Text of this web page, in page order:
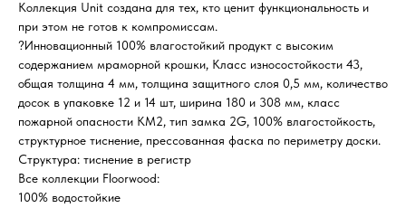
Коллекция Unit создана для тех, кто ценит функциональность и
при этом не готов к компромиссам.
?Инновационный 100% влагостойкий продукт с высоким
содержанием мраморной крошки, Класс износостойкости 43,
общая толщина 4 мм, толщина защитного слоя 0,5 мм, количество
досок в упаковке 12 и 14 шт, ширина 180 и 308 мм, класс
пожарной опасности КМ2, тип замка 2G, 100% влагостойкость,
структурное тиснение, прессованная фаска по периметру доски.
Структура: тиснение в регистр
Все коллекции Floorwood:
100% водостойкие